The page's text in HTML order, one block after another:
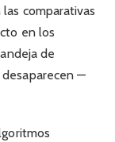
comparativas
en los
de
—